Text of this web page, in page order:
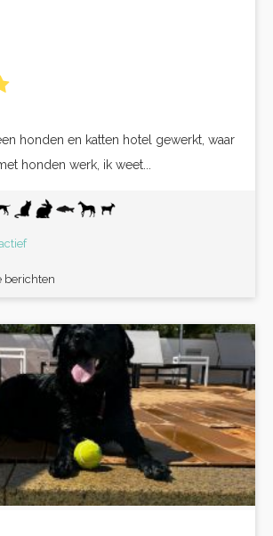
honden en katten hotel gewerkt, waar
honden werk, ik weet...
berichten